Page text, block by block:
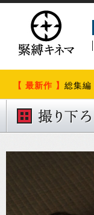
【 最新作 】 総集編